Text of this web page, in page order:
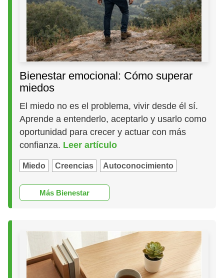
Bienestar emocional: Cómo superar
miedos
El miedo no es el problema, vivir desde él sí.
Aprende a entenderlo, aceptarlo y usarlo como
oportunidad para crecer y actuar con más
confianza. Leer artículo
Miedo Creencias Autoconocimiento
Más Bienestar